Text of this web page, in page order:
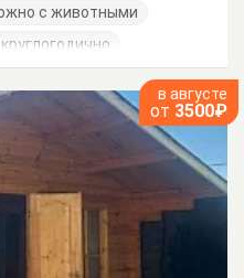
с животными
в августе
от 3500₽